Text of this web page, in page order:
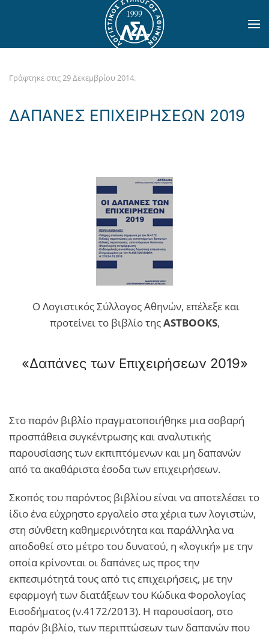
Skip to main content
Γράφτηκε στις29 Δεκεμβρίου 2014.
ΔΑΠΑΝΕΣ ΕΠΙΧΕΙΡΗΣΕΩΝ 2019
Ο Λογιστικός Σύλλογος Αθηνών, επέλεξε και
προτείνει το βιβλίο τηςASTBOOKS,
«Δαπάνες των Επιχειρήσεων 2019»
Στο παρόν βιβλίο πραγματοποιήθηκε μια σοβαρή
προσπάθεια συγκέντρωσης και αναλυτικής
παρουσίασης των εκπιπτόμενων και μη δαπανών
από τα ακαθάριστα έσοδα των επιχειρήσεων.
Σκοπός του παρόντος βιβλίου είναι να αποτελέσει το
ίδιο ένα εύχρηστο εργαλείο στα χέρια των λογιστών,
στη σύνθετη καθημερινότητα και παράλληλα να
αποδοθεί στο μέτρο του δυνατού, η «λογική» με την
οποία κρίνονται οι δαπάνες ως προς την
εκπεσιμότητά τους από τις επιχειρήσεις, με την
εφαρμογή των διατάξεων του Κώδικα Φορολογίας
Εισοδήματος (ν.4172/2013). Η παρουσίαση, στο
παρόν βιβλίο, των περιπτώσεων των δαπανών που